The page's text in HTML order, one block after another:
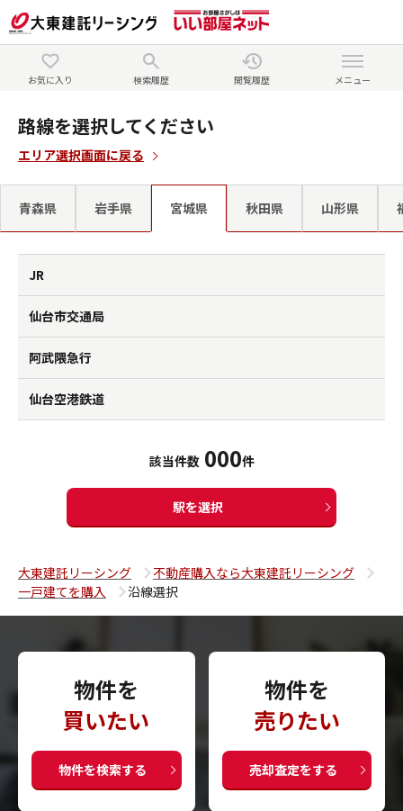
お気に入り 検索履歴 閲覧履歴 メニュー
路線を選択してください
エリア選択画面に戻る
青森県 岩手県 宮城県 秋田県 山形県
JR
仙台市交通局
阿武隈急行
仙台空港鉄道
該当件数 000件
駅を選択
大東建託リーシング
不動産購入なら大東建託リーシング
一戸建てを購入
沿線選択
物件を
買いたい
物件を検索する
物件を
売りたい
売却査定をする